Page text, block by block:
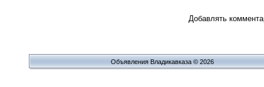
Добавлять
Объявления Владикавказа © 2026